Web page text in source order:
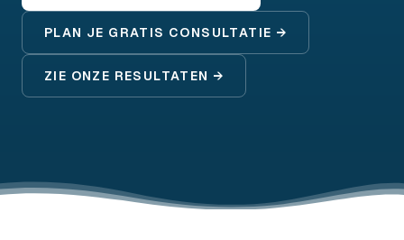
PLAN JE GRATIS CONSULTATIE →
ZIE ONZE RESULTATEN →